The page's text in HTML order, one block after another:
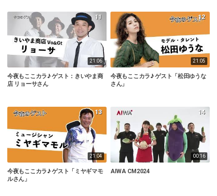
21:06
11
今夜もここカラ♪ ゲスト：きいやま商
店 リョーサさん
21:05
12
今夜もここカラ♪ ゲスト「松田ゆうな
さん」
21:04
13
今夜もここカラ♪ ゲスト「ミヤギマモ
ルさん」
00:16
14
AIWA CM2024